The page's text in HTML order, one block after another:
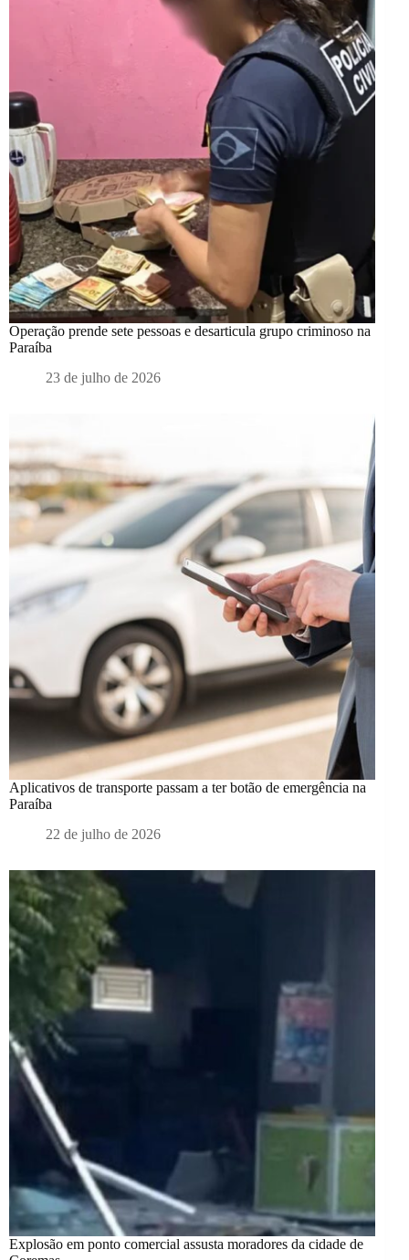
Operação prende sete pessoas e desarticula grupo criminoso na
Paraíba
23 de julho de 2026
Aplicativos de transporte passam a ter botão de emergência na
Paraíba
22 de julho de 2026
Explosão em ponto comercial assusta moradores da cidade de